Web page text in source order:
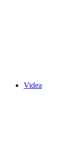
Videa